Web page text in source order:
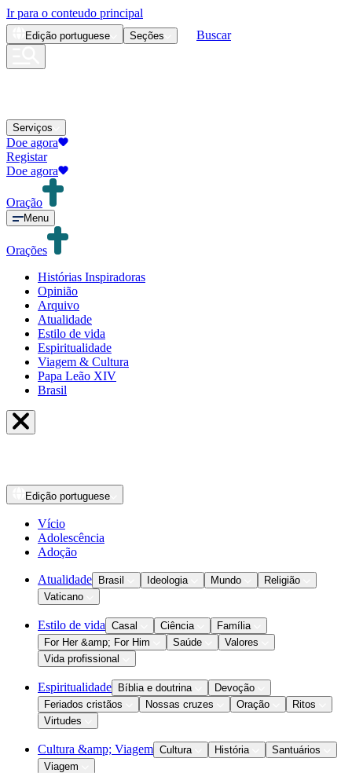
Ir para o conteudo principal
Edição portuguese Seções Buscar
Serviços
Doe agora
Registar
Doe agora
Oração
Menu
Orações
Histórias Inspiradoras
Opinião
Arquivo
Atualidade
Estilo de vida
Espiritualidade
Viagem & Cultura
Papa Leão XIV
Brasil
Edição portuguese
Vício
Adolescência
Adoção
Atualidade Brasil Ideologia Mundo
Religião
Vaticano
Estilo de vida Casal Ciência
Família
For Her &amp; For Him
Saúde
Valores
Vida profissional
Espiritualidade Bíblia e doutrina
Devoção
Feriados cristãos
Nossas cruzes Oração
Ritos
Virtudes
Cultura &amp; Viagem Cultura História
Santuários
Viagem